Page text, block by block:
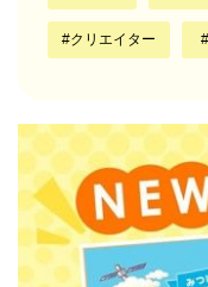
クリエイター